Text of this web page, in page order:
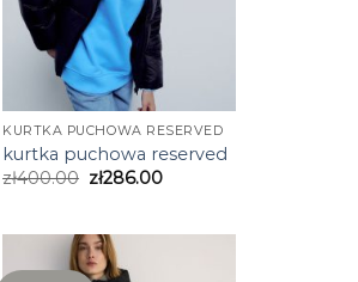
KURTKA PUCHOWA RESERVED
kurtka puchowa reserved
zł400.00 zł286.00